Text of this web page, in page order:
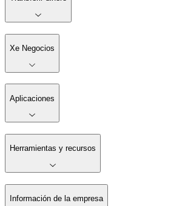
Xe Negocios
Aplicaciones
Herramientas y recursos
Información de la empresa